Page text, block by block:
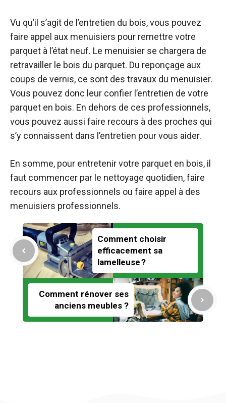
Vu qu’il s’agit de l’entretien du bois, vous pouvez
faire appel aux menuisiers pour remettre votre
parquet à l’état neuf. Le menuisier se chargera de
retravailler le bois du parquet. Du reponçage aux
coups de vernis, ce sont des travaux du menuisier.
Vous pouvez donc leur confier l’entretien de votre
parquet en bois. En dehors de ces professionnels,
vous pouvez aussi faire recours à des proches qui
s’y connaissent dans l’entretien pour vous aider.
En somme, pour entretenir votre parquet en bois, il
faut commencer par le nettoyage quotidien, faire
recours aux professionnels ou faire appel à des
menuisiers professionnels.
Comment choisir
efficacement sa
lamelleuse ?
Comment rénover ses
anciens meubles ?